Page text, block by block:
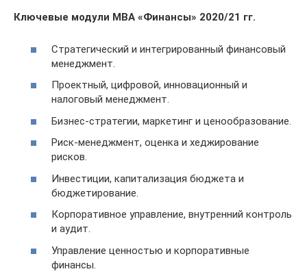
Ключевые модули МВА «Финансы» 2020/21 гг.
Стратегический и интегрированный финансовый
менеджмент.
Проектный, цифровой, инновационный и
налоговый менеджмент.
Бизнес-стратегии, маркетинг и ценообразование.
Риск-менеджмент, оценка и хеджирование
рисков.
Инвестиции, капитализация бюджета и
бюджетирование.
Корпоративное управление, внутренний контроль
и аудит.
Управление ценностью и корпоративные
финансы.